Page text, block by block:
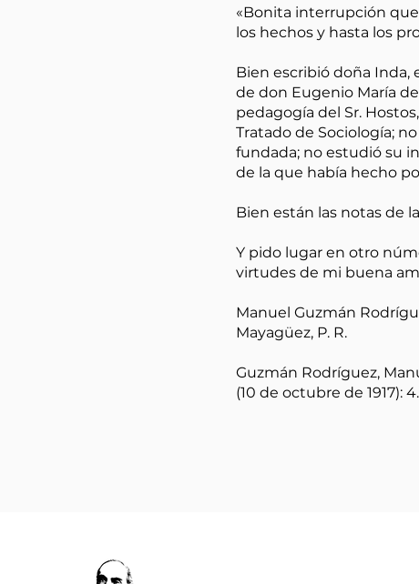
«Bonita interrupción que
los hechos y hasta los
Bien escribió doña Inda,
de don Eugenio María
pedagogía del Sr.
Tratado de Sociología;
fundada; no estudió su
de la que había hecho
Bien están las notas de
Y pido lugar en otro
virtudes de mi buena
Manuel Guzmán
Mayagüez, P. R.
Guzmán Rodríguez,
(10 de octubre de 1917): 4.